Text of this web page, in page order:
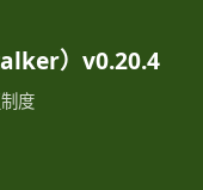
）v0.20.4
度